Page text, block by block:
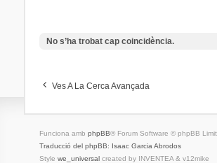
No s’ha trobat cap coincidència.
Ves A La Cerca Avançada
Funciona amb phpBB® Forum Software © phpBB
Traducció del phpBB: Isaac Garcia Abrodos
Style we_universalcreated by INVENTEA & v12mike